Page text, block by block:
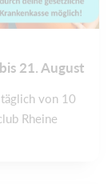
21. August
von 10
Rheine